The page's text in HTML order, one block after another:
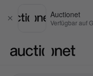
Schließen
Auctionet
Verfügbar auf